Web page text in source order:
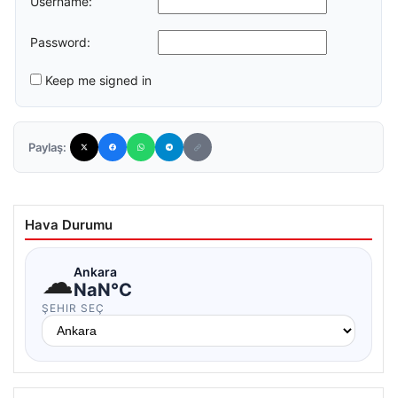
Password:
Keep me signed in
Paylaş:
Hava Durumu
☁Ankara
NaN°C
ŞEHIR SEÇ